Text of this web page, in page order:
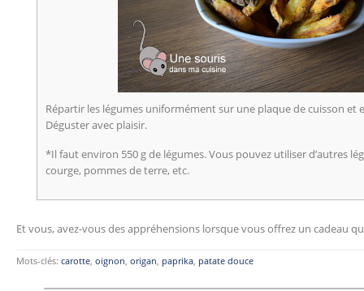
Répartir les légumes uniformément sur une plaque de cuisson
Déguster avec plaisir.
*Il faut environ 550 g de légumes. Vous pouvez utiliser d’autres
courge, pommes de terre, etc.
Et vous, avez-vous des appréhensions lorsque vous offrez un cadeau
Mots-clés: carotte, oignon, origan, paprika, patate douce